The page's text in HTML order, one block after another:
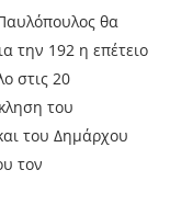
θα
την 192 η επέτειο
στις 20
του
του Δημάρχου
τον